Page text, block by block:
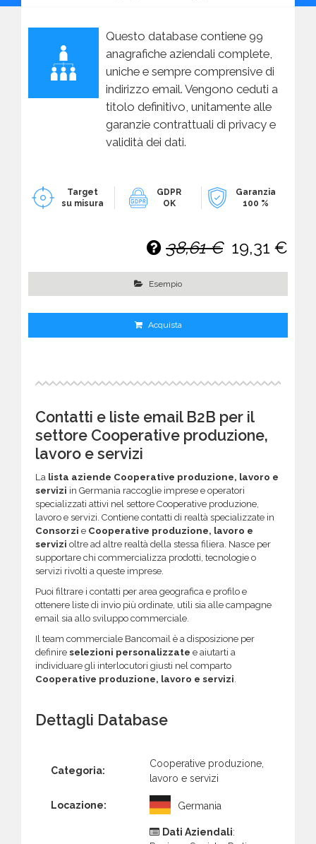
Questo database contiene 99
anagrafiche aziendali complete,
uniche e sempre comprensive di
indirizzo email. Vengono ceduti a
titolo definitivo, unitamente alle
garanzie contrattuali di privacy e
validità dei dati.
Target
su misura
GDPR
OK
Garanzia
100 %
38,61 € 19,31 €
Esempio
Acquista
Contatti e liste email B2B per il
settore Cooperative produzione,
lavoro e servizi
La lista aziende Cooperative produzione, lavoro e
servizi in Germania raccoglie imprese e operatori
specializzati attivi nel settore Cooperative produzione,
lavoro e servizi. Contiene contatti di realtà specializzate in
Consorzi e Cooperative produzione, lavoro e
servizi oltre ad altre realtà della stessa filiera. Nasce per
supportare chi commercializza prodotti, tecnologie o
servizi rivolti a queste imprese.
Puoi filtrare i contatti per area geografica e profilo e
ottenere liste di invio più ordinate, utili sia alle campagne
email sia allo sviluppo commerciale.
Il team commerciale Bancomail è a disposizione per
definire selezioni personalizzate e aiutarti a
individuare gli interlocutori giusti nel comparto
Cooperative produzione, lavoro e servizi.
Dettagli Database
Categoria:
Cooperative produzione,
lavoro e servizi
Locazione: Germania
Dati Aziendali: